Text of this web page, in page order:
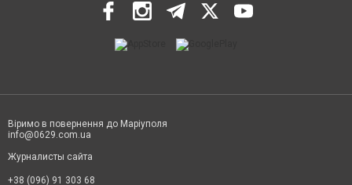
Віримо в повернення до Маріуполя
info@0629.com.ua
Журналисты сайта
+38 (096) 91 303 68